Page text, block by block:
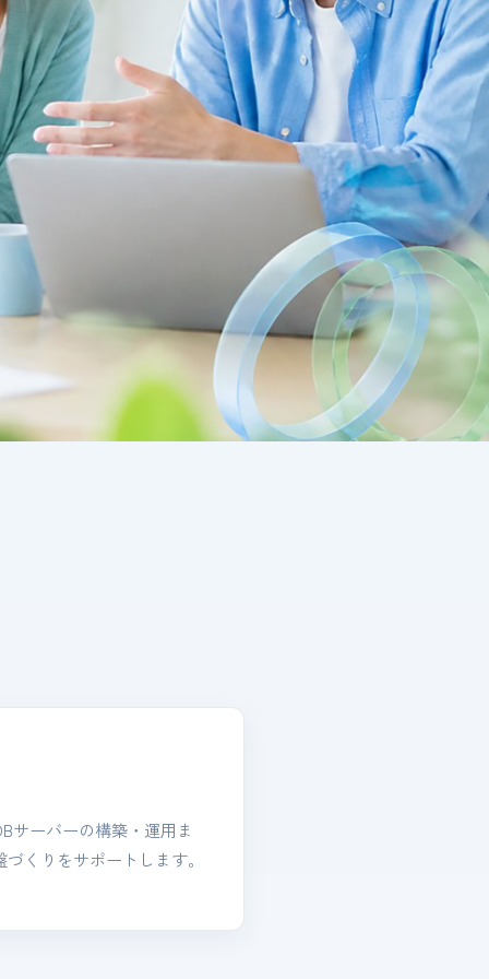
サーバーの構築・運用ま
くりをサポートします。